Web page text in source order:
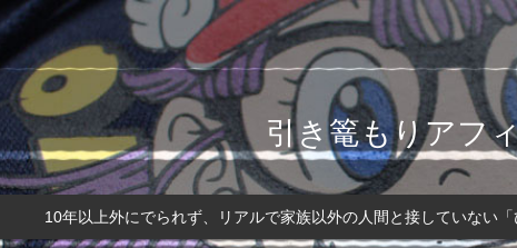
引き篭もりアフ
10年以上外にでられず、リアルで家族以外の人間と接していない